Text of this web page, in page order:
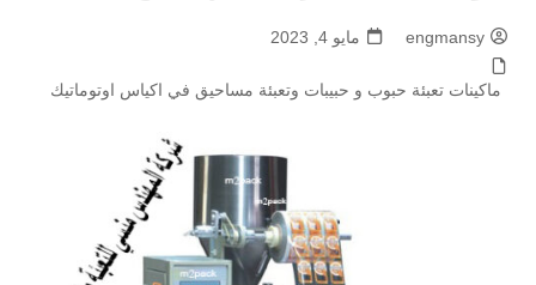
engmansy مايو 4, 2023
ماكينات تعبئة حبوب و حبيبات وتعبئة مساحيق في اكياس اوتوماتيك